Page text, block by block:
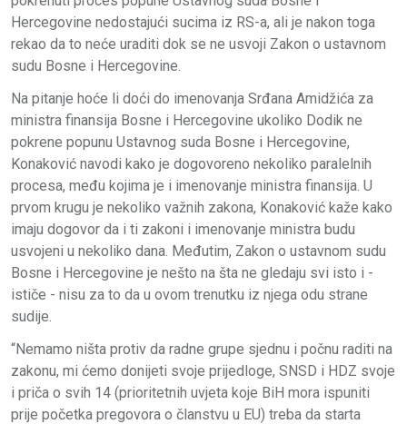
Hercegovine nedostajući sucima iz RS-a, ali je nakon toga
rekao da to neće uraditi dok se ne usvoji Zakon o ustavnom
sudu Bosne i Hercegovine.
Na pitanje hoće li doći do imenovanja Srđana Amidžića za
ministra finansija Bosne i Hercegovine ukoliko Dodik ne
pokrene popunu Ustavnog suda Bosne i Hercegovine,
Konaković navodi kako je dogovoreno nekoliko paralelnih
procesa, među kojima je i imenovanje ministra finansija. U
prvom krugu je nekoliko važnih zakona, Konaković kaže kako
imaju dogovor da i ti zakoni i imenovanje ministra budu
usvojeni u nekoliko dana. Međutim, Zakon o ustavnom sudu
Bosne i Hercegovine je nešto na šta ne gledaju svi isto i -
ističe - nisu za to da u ovom trenutku iz njega odu strane
sudije.
“Nemamo ništa protiv da radne grupe sjednu i počnu raditi na
zakonu, mi ćemo donijeti svoje prijedloge, SNSD i HDZ svoje
i priča o svih 14 (prioritetnih uvjeta koje BiH mora ispuniti
prije početka pregovora o članstvu u EU) treba da starta